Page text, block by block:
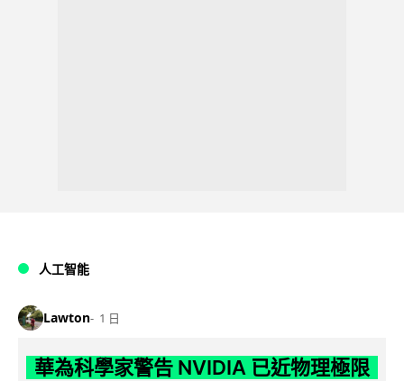
人工智能
Lawton 1 日
華為科學家警告 NVIDIA 已近物理極限